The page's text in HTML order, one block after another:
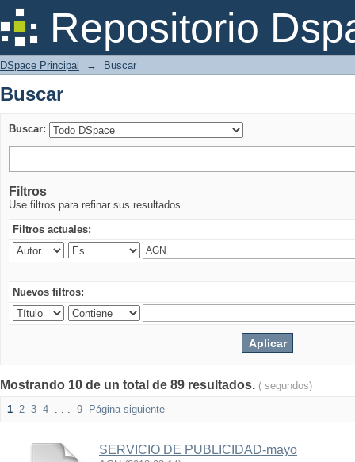
Repositorio
Buscar
DSpace Principal → Buscar
Buscar
Buscar:
Filtros
Use filtros para refinar sus resultados.
Filtros actuales:
Nuevos filtros:
Mostrando 10 de un total de 89 resultados. ( segundos)
1 2 3 4 . . . 9 Página siguiente
SERVICIO DE PUBLICIDAD-mayo